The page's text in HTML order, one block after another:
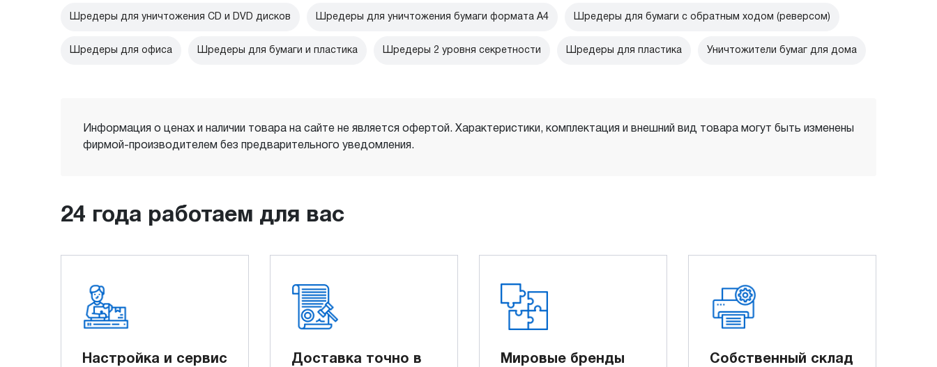
Шредеры для уничтожения CD и DVD дисков Шредеры для уничтожения бумаги формата А4 Шредеры для бумаги с обратным ходом (реверсом)
Шредеры для офиса Шредеры для бумаги и пластика Шредеры 2 уровня секретности Шредеры для пластика Уничтожители бумаг для дома
Информация о ценах и наличии товара на сайте не является офертой. Характеристики, комплектация и внешний вид товара могут быть изменены
фирмой-производителем без предварительного уведомления.
24 года работаем для вас
Настройка и сервис
Доставка точно в
Мировые бренды Собственный склад